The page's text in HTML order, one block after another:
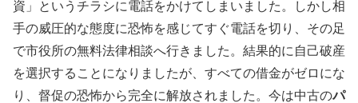
資」というチラシに電話をかけてしまいました。しかし相
手の威圧的な態度に恐怖を感じてすぐ電話を切り、その足
で市役所の無料法律相談へ行きました。結果的に自己破産
を選択することになりましたが、すべての借金がゼロにな
り、督促の恐怖から完全に解放されました。今は中古のパ